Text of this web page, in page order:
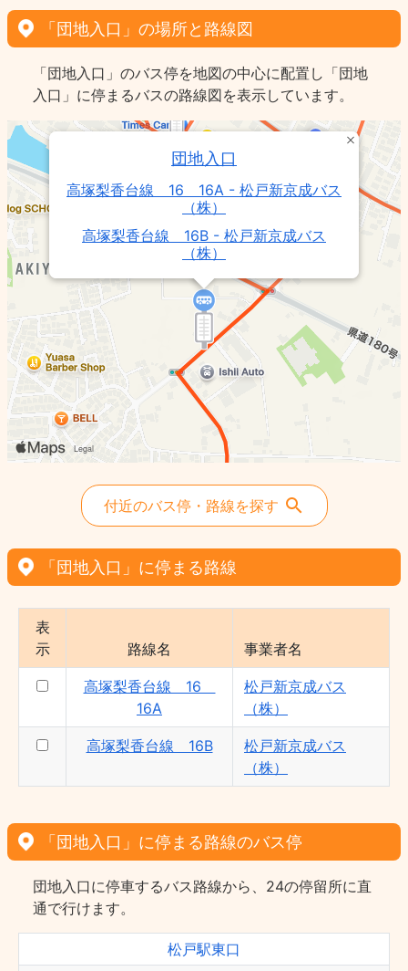
「団地入口」の場所と路線図
「団地入口」のバス停を地図の中心に配置し「団地
入口」に停まるバスの路線図を表示しています。
団地入口
高塚梨香台線 16 16A - 松戸新京成バス
（株）
高塚梨香台線 16B - 松戸新京成バス
（株）
付近のバス停・路線を探す
「団地入口」に停まる路線
表
示
路線名 事業者名
高塚梨香台線 16
16A
松戸新京成バス
（株）
高塚梨香台線 16B
松戸新京成バス
（株）
「団地入口」に停まる路線のバス停
団地入口に停車するバス路線から、24の停留所に直
通で行けます。
松戸駅東口